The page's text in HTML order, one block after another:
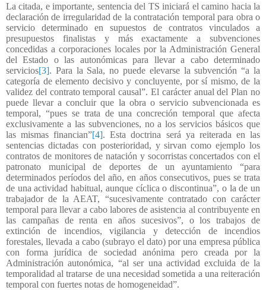
La citada, e importante, sentencia del TS iniciará el camino hacia la
declaración de irregularidad de la contratación temporal para obra o
servicio determinado en supuestos de contratos vinculados a
presupuestos finalistas y más exactamente a subvenciones
concedidas a corporaciones locales por la Administración General
del Estado o las autonómicas para llevar a cabo determinado
servicios[3]. Para la Sala, no puede elevarse la subvención “a la
categoría de elemento decisivo y concluyente, por sí mismo, de la
validez del contrato temporal causal”. El carácter anual del Plan no
puede llevar a concluir que la obra o servicio subvencionada es
temporal, “pues se trata de una concreción temporal que afecta
exclusivamente a las subvenciones, no a los servicios básicos que
las mismas financian”[4]. Esta doctrina será ya reiterada en las
sentencias dictadas con posterioridad, y sirvan como ejemplo los
contratos de monitores de natación y socorristas concertados con el
patronato municipal de deportes de un ayuntamiento “para
determinados períodos del año, en años consecutivos, pues se trata
de una actividad habitual, aunque cíclica o discontinua”, o la de un
trabajador de la AEAT, “sucesivamente contratado con carácter
temporal para llevar a cabo labores de asistencia al contribuyente en
las campañas de renta en años sucesivos”, o los trabajos de
extinción de incendios, vigilancia y detección de incendios
forestales, llevada a cabo (subrayo el dato) por una empresa pública
con forma jurídica de sociedad anónima pero creada por la
Administración autonómica, “al ser una actividad excluida de la
temporalidad al tratarse de una necesidad sometida a una reiteración
temporal con fuertes notas de homogeneidad”.